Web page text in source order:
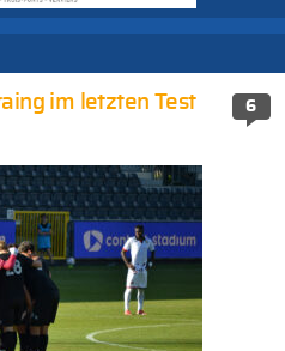
6
im letzten Test